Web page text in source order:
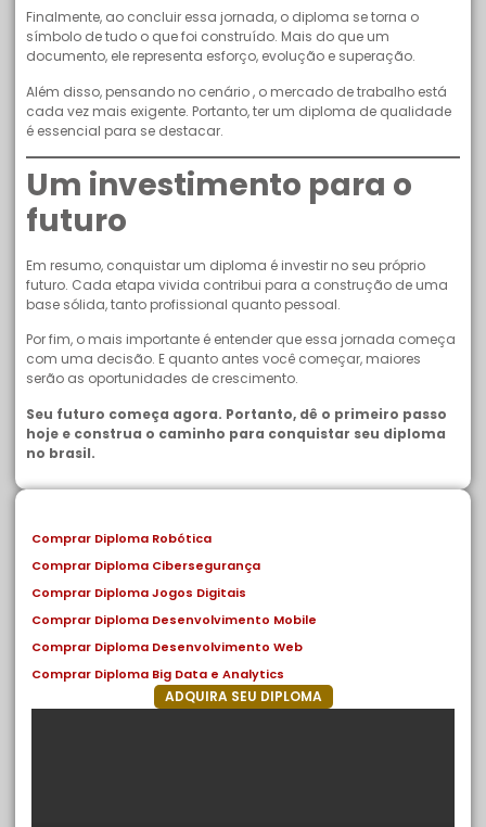
Finalmente, ao concluir essa jornada, o diploma se torna o
símbolo de tudo o que foi construído. Mais do que um
documento, ele representa esforço, evolução e superação.
Além disso, pensando no cenário , o mercado de trabalho está
cada vez mais exigente. Portanto, ter um diploma de qualidade
é essencial para se destacar.
Um investimento para o
futuro
Em resumo, conquistar um diploma é investir no seu próprio
futuro. Cada etapa vivida contribui para a construção de uma
base sólida, tanto profissional quanto pessoal.
Por fim, o mais importante é entender que essa jornada começa
com uma decisão. E quanto antes você começar, maiores
serão as oportunidades de crescimento.
Seu futuro começa agora. Portanto, dê o primeiro passo
hoje e construa o caminho para conquistar seu diploma
no brasil.
Comprar Diploma Robótica
Comprar Diploma Cibersegurança
Comprar Diploma Jogos Digitais
Comprar Diploma Desenvolvimento Mobile
Comprar Diploma Desenvolvimento Web
Comprar Diploma Big Data e Analytics
ADQUIRA SEU DIPLOMA